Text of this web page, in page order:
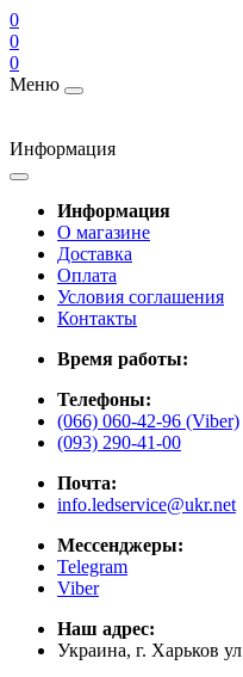
0
0
0
Меню
Информация
Информация
О магазине
Доставка
Оплата
Условия соглашения
Контакты
Время работы:
Телефоны:
(066) 060-42-96 (Viber)
(093) 290-41-00
Почта:
info.ledservice@ukr.net
Мессенджеры:
Telegram
Viber
Наш адрес:
Украина, г. Харьков